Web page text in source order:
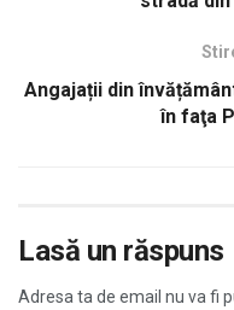
Angajații din
în faţa
Lasă un răspuns
Adresa ta de email nu va fi